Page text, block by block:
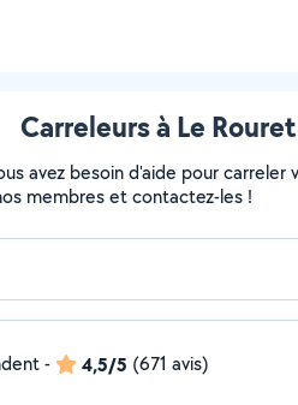
Carreleurs à Le
avez besoin d'aide pour
membres et contactez-les !
- 4,5/5 (671 avis)